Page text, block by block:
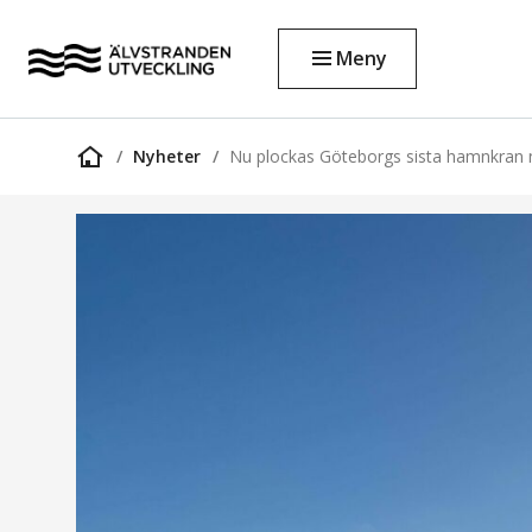
Meny
Startsida
Nyheter Nu plockas Göteborgs sista hamnkran